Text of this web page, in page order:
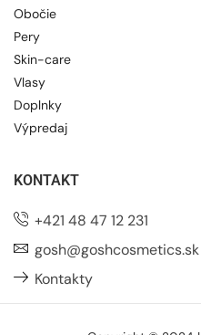
Obočie
Pery
Skin-care
Vlasy
Doplnky
Výpredaj
KONTAKT
+421 48 47 12 231
gosh@goshcosmetics.sk
Kontakty